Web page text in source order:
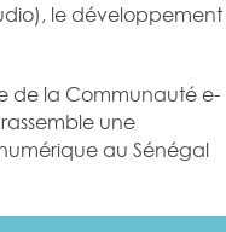
le développement
de la Communauté e-
une
au Sénégal